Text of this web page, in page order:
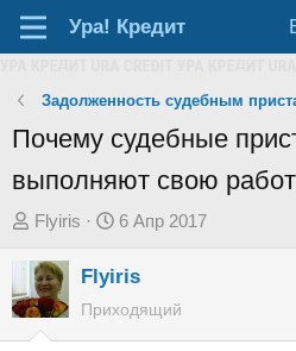
Ура! Кредит
Задолженность судебным
Почему судебные
выполняют свою
А
т
о
р
Flyiris
Д
т
а
6 Апр 2017
Flyiris
Приходящий